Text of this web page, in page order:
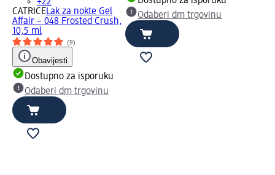
+22
CATRICELak za nokte Gel
Affair – 048 Frosted Crush,
10,5 ml
(9)
Obavijesti
Dostupno za isporuku
Odaberi dm trgovinu
Odaberi dm trgovinu